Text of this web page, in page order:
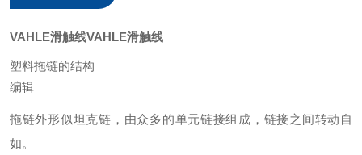
VAHLE滑触线VAHLE滑触线
塑料拖链的结构
编辑
拖链外形似坦克链，由众多的单元链接组成，链接之间转动自
如。